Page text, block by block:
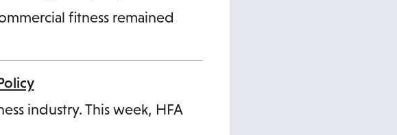
fitness remained
industry. This week, HFA